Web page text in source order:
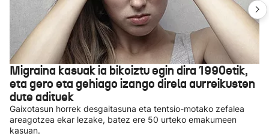
Migraina kasuak ia bikoiztu egin dira 1990etik,
eta gero eta gehiago izango direla aurreikusten
dute adituek
Gaixotasun horrek desgaitasuna eta tentsio-motako zefalea
areagotzea ekar lezake, batez ere 50 urteko emakumeen
kasuan.